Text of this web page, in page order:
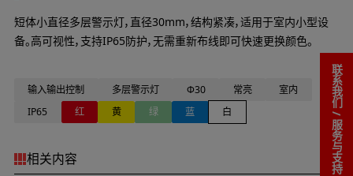
联系我们 / 服务与支持
短体小直径多层警示灯，直径30mm，结构紧凑，适用于室内小型设
备。高可视性，支持IP65防护，无需重新布线即可快速更换颜色。
输入输出控制 多层警示灯 Φ30 常亮
室内
IP65
红 黄 绿 蓝 白
相关内容